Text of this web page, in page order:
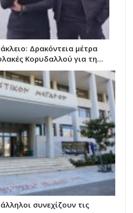
Δρακόντεια μέτρα
Κορυδαλλού για τη…
συνεχίζουν τις